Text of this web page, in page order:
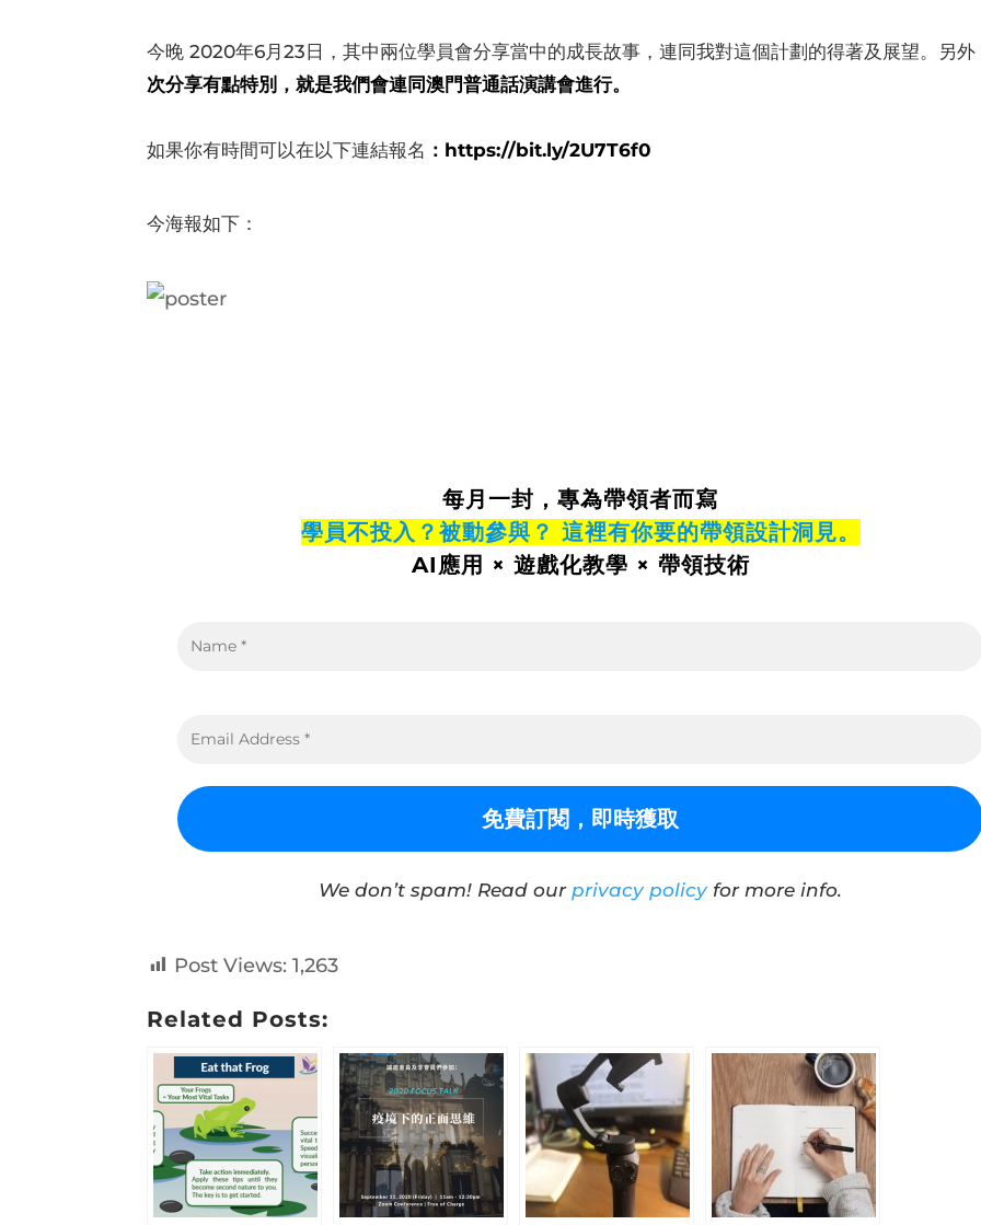
今晚 2020年6月23日，其中兩位學員會分享當中的成長故事，連同我對這個計劃的得著及展望。另外
次分享有點特別，就是我們會連同澳門普通話演講會進行。
如果你有時間可以在以下連結報名 ：https://bit.ly/2U7T6f0
今海報如下：
每月一封，專為帶領者而寫
學員不投入？被動參與？ 這裡有你要的帶領設計洞見。
AI應用 × 遊戲化教學 × 帶領技術
We don’t spam! Read ourprivacy policyfor more info.
Post Views: 1,263
Related Posts: